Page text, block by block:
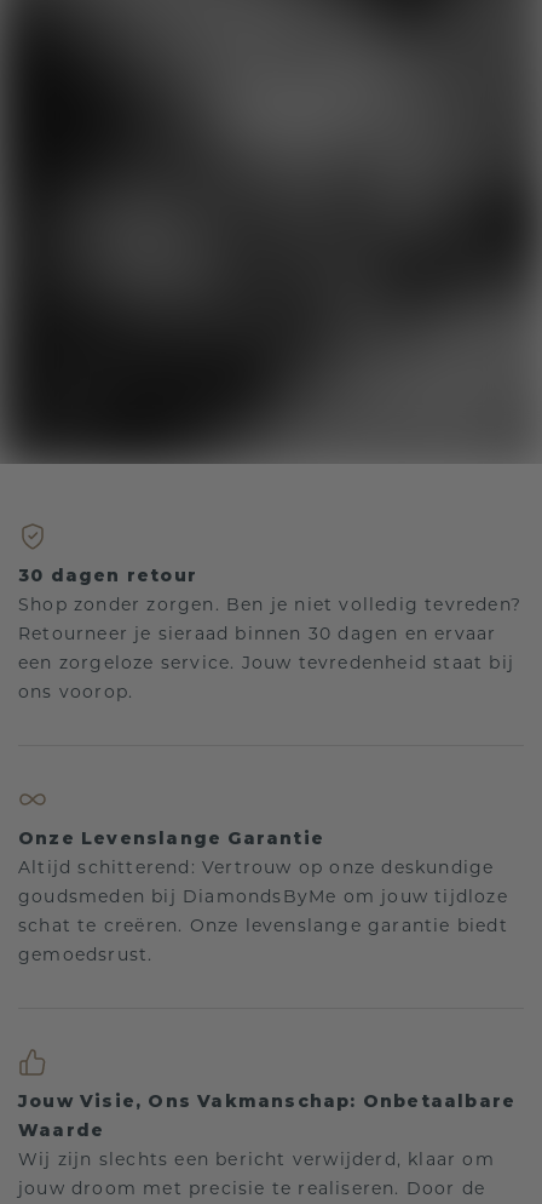
30 dagen retour
Shop zonder zorgen. Ben je niet volledig tevreden?
Retourneer je sieraad binnen 30 dagen en ervaar
een zorgeloze service. Jouw tevredenheid staat bij
ons voorop.
Onze Levenslange Garantie
Altijd schitterend: Vertrouw op onze deskundige
goudsmeden bij DiamondsByMe om jouw tijdloze
schat te creëren. Onze levenslange garantie biedt
gemoedsrust.
Jouw Visie, Ons Vakmanschap: Onbetaalbare
Waarde
Wij zijn slechts een bericht verwijderd, klaar om
jouw droom met precisie te realiseren. Door de